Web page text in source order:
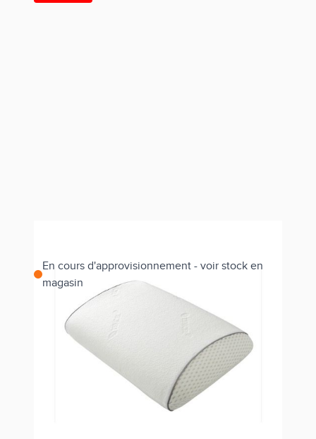
En cours d'approvisionnement - voir stock en
magasin
Estimer les frais de port
Référence JD1030100000100